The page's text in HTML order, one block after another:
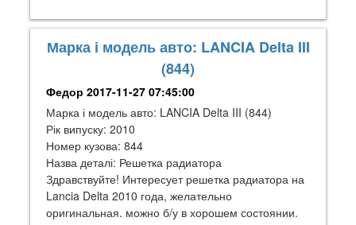
Марка і модель авто: LANCIA Delta III
(844)
Федор 2017-11-27 07:45:00
Марка і модель авто: LANCIA Delta III (844)
Рік випуску: 2010
Номер кузова: 844
Назва деталі: Решетка радиатора
Здравствуйте! Интересует решетка радиатора на
Lancia Delta 2010 года, желательно
оригинальная. можно б/у в хорошем состоянии.